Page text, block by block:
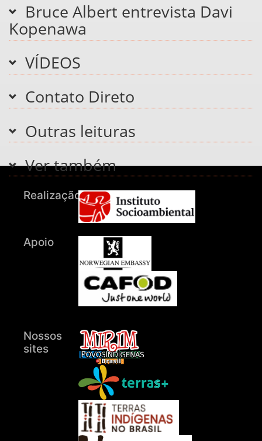
Bruce Albert entrevista Davi
Kopenawa
VÍDEOS
Contato Direto
Outras leituras
Ver também